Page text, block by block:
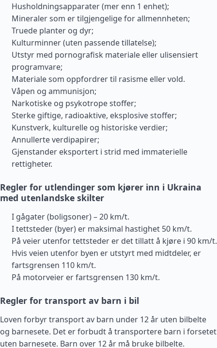
Husholdningsapparater (mer enn 1 enhet);
Mineraler som er tilgjengelige for allmennheten;
Truede planter og dyr;
Kulturminner (uten passende tillatelse);
Utstyr med pornografisk materiale eller ulisensiert
programvare;
Materiale som oppfordrer til rasisme eller vold.
Våpen og ammunisjon;
Narkotiske og psykotrope stoffer;
Sterke giftige, radioaktive, eksplosive stoffer;
Kunstverk, kulturelle og historiske verdier;
Annullerte verdipapirer;
Gjenstander eksportert i strid med immaterielle
rettigheter.
Regler for utlendinger som kjører inn i Ukraina
med utenlandske skilter
I gågater (boligsoner) – 20 km/t.
I tettsteder (byer) er maksimal hastighet 50 km/t.
På veier utenfor tettsteder er det tillatt å kjøre i 90 km/t.
Hvis veien utenfor byen er utstyrt med midtdeler, er
fartsgrensen 110 km/t.
På motorveier er fartsgrensen 130 km/t.
Regler for transport av barn i bil
Loven forbyr transport av barn under 12 år uten bilbelte
og barnesete. Det er forbudt å transportere barn i forsetet
uten barnesete. Barn over 12 år må bruke bilbelte.